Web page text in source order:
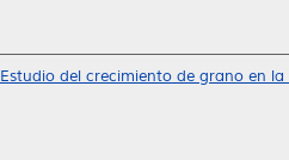
Estudio del crecimiento de grano en